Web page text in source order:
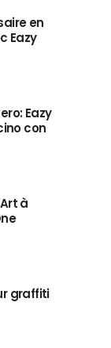
en
Eazy
Eazy
con
à
graffiti